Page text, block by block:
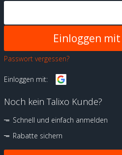
Passwort vergessen?
Einloggen mit:
Noch kein Talixo Kunde?
Schnell und einfach anmelden
Rabatte sichern